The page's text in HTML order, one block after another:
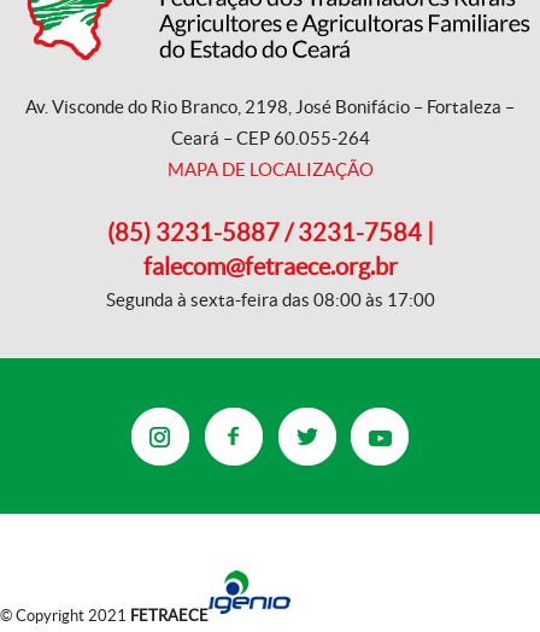
Av. Visconde do Rio Branco, 2198, José Bonifácio – Fortaleza –
Ceará – CEP 60.055-264
MAPA DE LOCALIZAÇÃO
(85) 3231-5887 / 3231-7584 |
falecom@fetraece.org.br
Segunda à sexta-feira das 08:00 às 17:00
© Copyright 2021 FETRAECE